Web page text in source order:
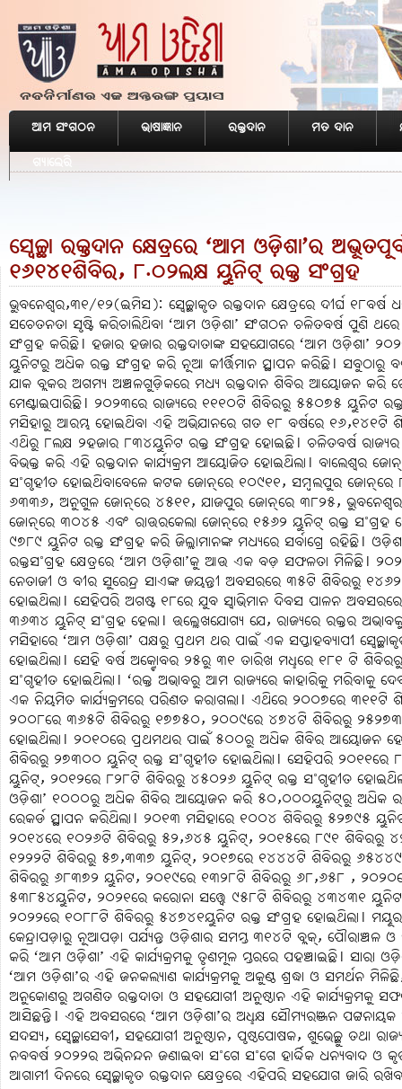
ଆମ ସଂଗଠନ ଭାଷାଜ୍ଞାନ ରକ୍ତଦାନ ମତ ଦାନ
ଗ୍ୟାଲେରି
ସ୍ବେଚ୍ଛା ରକ୍ତଦାନ କ୍ଷେତ୍ରରେ ‘ଆମ ଓଡ଼ିଶା’ର
୧୬୧୪୧ଶିବିର, ୮.୦୨ଲକ୍ଷ ୟୁନିଟ୍‌ ରକ୍ତ ସଂଗ୍ରହ
ଭୁବନେଶ୍ବର,୩୧/୧୨(ଇମିସ): ସ୍ବେଚ୍ଛାକୃତ ରକ୍ତଦାନ କ୍ଷେତ୍ରରେ ଦୀର୍ଘ
ସଚେତନତା ସୃଷ୍ଟି କରିଚାଲିଥିବା ‘ଆମ ଓଡ଼ିଶା’ ସଂଗଠନ ଚଳିତବର୍ଷ ପୁଣି
ସଂଗ୍ରହ କରିଛି। ହଜାର ହଜାର ରକ୍ତଦାତାଙ୍କ ସହଯୋଗରେ ‘ଆମ ଓଡ଼ିଶା’
ୟୁନିଟରୁ ଅଧିକ ରକ୍ତ ସଂଗ୍ରହ କରି ନୂଆ କୀର୍ତ୍ତିମାନ ସ୍ଥାପନ କରିଛି। ସବୁଠାରୁ
ଯାକ ବ୍ଲକର ଅଗମ୍ୟ ଅଞ୍ଚଳଗୁଡ଼ିକରେ ମଧ୍ୟ ରକ୍ତଦାନ ଶିବିର ଆ‌ୟୋଜନ କରି
ମେଣ୍ଟାଇପାରିଛି। ୨୦୨୩ରେ ରାଜ୍ୟରେ ୧୧୧୦ଟି ଶିବିରରୁ ୫୫୦୭୫ ୟୁନିଟ
ମସିହାରୁ ଆରମ୍ଭ ହୋଇଥିବା ଏହି ଅଭିଯାନରେ ଗତ ୧୮ ବର୍ଷରେ ୧୬,୧୪୧ଟି
ଏଥିରୁ ୮ଲକ୍ଷ ୨ହଜାର ୮୩୪ୟୁନିଟ ରକ୍ତ ସଂଗ୍ରହ ହୋଇଛି। ଚଳିତବର୍ଷ
ବିଭକ୍ତ କରି ଏହି ରକ୍ତଦାନ କାର୍ଯ୍ୟକ୍ରମ ଆୟୋଜିତ ହୋଇଥିଲା। ବାଲେଶ୍ବର
ସ˚ଗୃହୀତ ହୋଇଥିବାବେଳେ କଟକ ଜୋନ୍‌ରେ ୧୦୯୧୧, ସମ୍ବଲପୁର ଜୋନ୍‌ରେ
୬୩୩୬, ଅନୁଗୁଳ ଜୋନ୍‌ରେ ୪୫୧୧, ଯାଜପୁର ଜୋନ୍‌ରେ ୩୮୨୫,
ଜୋନ୍‌ରେ ୩୦୪୫ ଏବଂ ରାଉରକେଲା ଜୋନ୍‌ରେ ୧୫୬୨ ୟୁନିଟ୍‌ ରକ୍ତ ସ˚ଗ୍ରହ
୯୭୮୯ ୟୁନିଟ ରକ୍ତ ସଂଗ୍ରହ କରି ଜିଲ୍ଲାମାନଙ୍କ ମଧ୍ୟରେ ସର୍ବାଗ୍ରେ ରହିଛି।
ରକ୍ତସ˚ଗ୍ରହ କ୍ଷେତ୍ରରେ ‘ଆମ ଓଡ଼ିଶା’କୁ ଆଉ ଏକ ବଡ଼ ସଫଳତା ମିଳିଛି।
ନେତାଜୀ ଓ ବୀର ସୁରେନ୍ଦ୍ର ସାଏଙ୍କ ଜୟନ୍ତୀ ଅବସରରେ ୩୫ଟି ଶିବିର‌ରୁ
ହୋଇଥିଲା। ସେହିପରି ଅଗଷ୍ଟ ୧୮ରେ ଯୁବ ସ୍ବାଭିମାନ ଦିବସ ପାଳନ
୩୬୩୪ ୟୁନିଟ୍‌ ସ˚ଗ୍ରହ ହେଲା। ଉଲ୍ଲେଖଯୋଗ୍ୟ ଯେ, ରାଜ୍ୟରେ ରକ୍ତର
ମସିହାରେ ‘ଆମ ଓଡ଼ିଶା’ ପକ୍ଷରୁ ପ୍ରଥମ ଥର ପାଇଁ ଏକ ସପ୍ତାହବ୍ୟାପୀ
ହୋଇଥିଲା। ସେହି ବର୍ଷ ଅକ୍ଟୋବର ୨୫ରୁ ୩୧ ତାରିଖ ମଧୢରେ ୧୮୧ ଟି
ସ˚ଗୃହୀତ ହୋଇଥିଲା। ‘ରକ୍ତ ଅଭାବରୁ ଆମ ରାଜ୍ୟରେ କାହାରିକୁ ମରିବାକୁ
ଏକ ନିୟମିତ କାର୍ଯ୍ୟକ୍ରମରେ ପରିଣତ କରାଗଲା। ଏଥିରେ ୨୦୦୭ରେ
୨୦୦୮ରେ ୩୬୫ଟି ଶିବିରରୁ ୧୭୭୫୦, ୨୦୦୯ରେ ୪୭୪ଟି ଶିବିରରୁ ୨୫୨୭୩
ହୋଇଥିଲା। ୨୦୧୦ରେ ପ୍ରଥମଥର ପାଇଁ ୫୦୦ରୁ ଅଧିକ ଶିବିର ଆୟୋଜନ
ଶିବିରରୁ ୨୭୩୦୦ ୟୁନିଟ୍‌ ରକ୍ତ ସ˚ଗୃହୀତ ହୋଇଥିଲା। ସେହିପରି
ୟୁନିଟ୍‌, ୨୦୧୨ରେ ୮୨୮ଟି ଶିବିରରୁ ୪୫୦୨୬ ୟୁନିଟ୍‌ ରକ୍ତ ସ˚ଗୃହୀତ
ଓଡ଼ିଶା’ ୧୦୦୦ରୁ ଅଧିକ ଶିବିର ଆୟୋଜନ କରି ୫୦,୦୦୦ୟୁନିଟ୍‌ରୁ ଅଧିକ
ରେକର୍ଡ ସ୍ଥାପନ କରିଥିଲା। ୨୦୧୩ ମସିହାରେ ୧୦୦୪ ଶିବିରରୁ ୫୨୭୯୫
୨୦୧୪ରେ ୧୦୨୬ଟି ଶିବିରରୁ ୫୨,୬୪୫ ୟୁନିଟ୍‌, ୨୦୧୫ରେ ୮୯୧ ଶିବିରରୁ
୧୨୨୨ଟି ଶିବିରରୁ ୫୭,୩୩୭ ୟୁନିଟ୍‌, ୨୦୧୭ରେ ୧୪୪୪ଟି ଶିବିରରୁ
ଶିବିରରୁ ୬୮୩୭୨ ୟୁନିଟ, ୨୦୧୯ରେ ୧୩୨୮ଟି ଶିବିରରୁ ୬୮,୬୫୮ ,
୫୩୮୫୪ୟୁନିଟ, ୨୦୨୧ରେ କରୋନା ସତ୍ତ୍ବେ ୯୫୮ଟି ଶିବିରରୁ ୪୩୪୩୧ ୟୁନିଟ
୨୦୨୨ରେ ୧୦୮୮ଟି ଶିବିରରୁ ୫୪୭୪୧ୟୁନିଟ ରକ୍ତ ସଂଗ୍ରହ ହୋଇଥିଲା।
କେନ୍ଦ୍ରାପଡ଼ାରୁ ନୂଆପଡ଼ା ପର୍ଯ୍ୟନ୍ତ ଓଡ଼ିଶାର ସମସ୍ତ ୩୧୪ଟି ବ୍ଲକ୍‌,
କରି ‘ଆମ ଓଡ଼ିଶା’ ଏହି କାର୍ଯ୍ୟକ୍ରମକୁ ତୃଣମୂଳ ସ୍ତରରେ ପହଞ୍ଚାଇଛି। ସାରା
‘ଆମ ଓଡ଼ିଶା’ର ଏହି ଜନକଲ୍ୟାଣ କାର୍ଯ୍ୟକ୍ରମକୁ ଅକୁଣ୍ଠ ଶ୍ରଦ୍ଧା ଓ ସମର୍ଥନ
ଅନୁକୋଣରୁ ଅଗଣିତ ରକ୍ତଦାତା ଓ ସହଯୋଗୀ ଅନୁଷ୍ଠାନ ଏହି କାର୍ଯ୍ୟକ୍ରମକୁ
ଆସିଛନ୍ତି। ଏହି ଅବସରରେ ‘ଆମ ଓଡ଼ିଶା’ର ଅଧୢକ୍ଷ ସୌମ୍ୟରଞ୍ଜନ ପଟ୍ଟନାୟକ
ସଦସ୍ୟ, ସ୍ବେଚ୍ଛାସେବୀ, ସହଯୋଗୀ ଅନୁଷ୍ଠାନ, ପୃଷ୍ଠପୋଷକ, ଶୁଭେଚ୍ଛୁ ତଥା
ନବବର୍ଷ ୨୦୨୨ର ଅଭିନନ୍ଦନ ଜଣାଇବା ସ˚ଗେ ସ˚ଗେ ହାର୍ଦ୍ଦିକ ଧନ୍ୟବାଦ ଓ
ଆଗାମୀ ଦିନରେ ସ୍ବେଚ୍ଛାକୃତ ରକ୍ତଦାନ ‌କ୍ଷେତ୍ରରେ ଏହିପରି ସହଯୋଗ ଜାରି